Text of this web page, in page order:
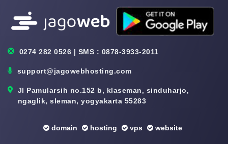
0274 282 0526 | SMS : 0878-3933-2011
support@jagowebhosting.com
Jl Pamularsih no.152 b, klaseman, sinduharjo,
ngaglik, sleman, yogyakarta 55283
domain hosting vps website